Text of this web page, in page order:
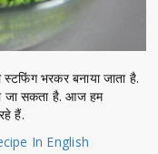
भरकर बनाया जाता है.
जा सकता है. आज हम
हैं.
In English